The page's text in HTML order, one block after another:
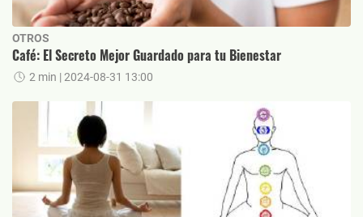
OTROS
Café: El Secreto Mejor Guardado para tu Bienestar
2 min | 2024-08-31 13:00